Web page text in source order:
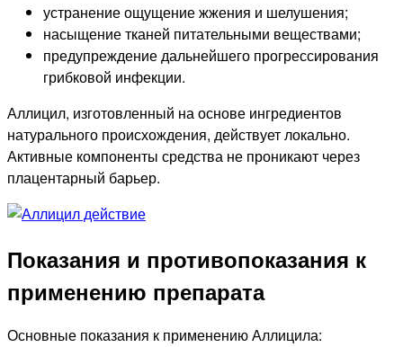
устранение ощущение жжения и шелушения;
насыщение тканей питательными веществами;
предупреждение дальнейшего прогрессирования
грибковой инфекции.
Аллицил, изготовленный на основе ингредиентов
натурального происхождения, действует локально.
Активные компоненты средства не проникают через
плацентарный барьер.
Показания и противопоказания к
применению препарата
Основные показания к применению Аллицила: